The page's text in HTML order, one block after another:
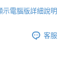
示電腦版詳細說明
客服